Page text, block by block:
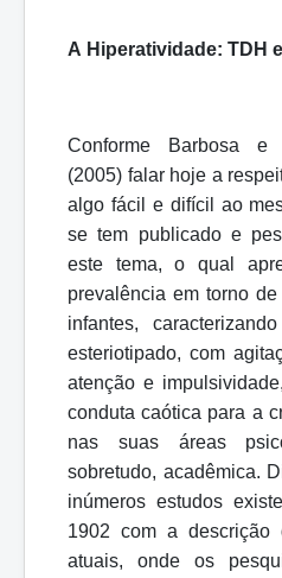
A Hiperatividade: TDH
Conforme Barbosa e
(2005) falar hoje a
algo fácil e difícil ao
se tem publicado e
este tema, o qual
prevalência em torno
infantes,
esteriotipado, com
atenção e
conduta caótica para a
nas suas áreas
sobretudo, acadêmica.
inúmeros estudos
1902 com a
atuais, onde os